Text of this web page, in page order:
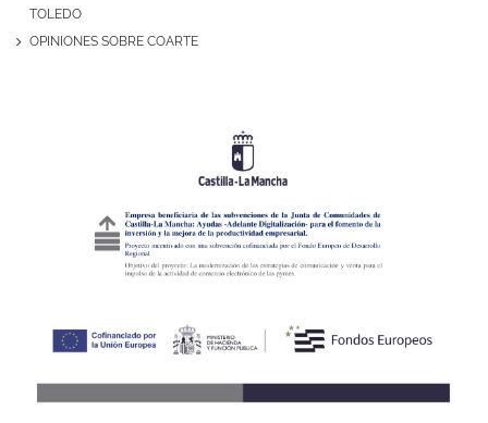
TOLEDO
OPINIONES SOBRE COARTE